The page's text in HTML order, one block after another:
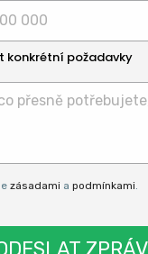
konkrétní požadavky
odsouhlasit naše
zásadami a podmínkami.